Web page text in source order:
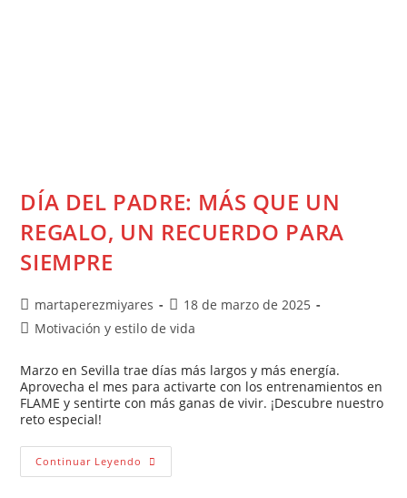
DÍA DEL PADRE: MÁS QUE UN
REGALO, UN RECUERDO PARA
SIEMPRE
martaperezmiyares
18 de marzo de 2025
Motivación y estilo de vida
Marzo en Sevilla trae días más largos y más energía.
Aprovecha el mes para activarte con los entrenamientos en
FLAME y sentirte con más ganas de vivir. ¡Descubre nuestro
reto especial!
Continuar Leyendo